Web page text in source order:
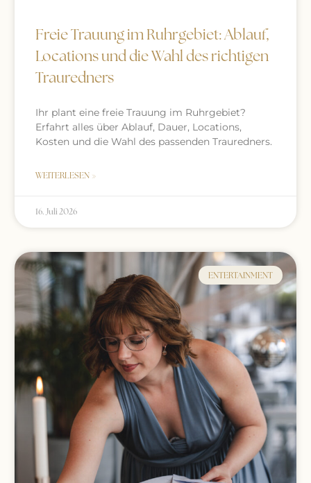
Freie Trauung im Ruhrgebiet: Ablauf,
Locations und die Wahl des richtigen
Trauredners
Ihr plant eine freie Trauung im Ruhrgebiet?
Erfahrt alles über Ablauf, Dauer, Locations,
Kosten und die Wahl des passenden Trauredners.
WEITERLESEN »
16. Juli 2026
ENTERTAINMENT